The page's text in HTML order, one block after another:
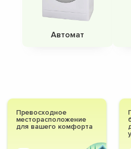
Автомат
Превосходное
месторасположение
для вашего комфорта